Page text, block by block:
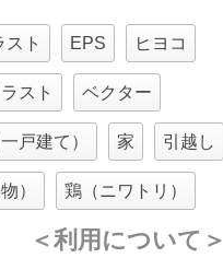
ト EPS ヒヨコ
スト ベクター
戸建て） 家 引越し
） 鶏（ニワトリ）
＜利用について＞